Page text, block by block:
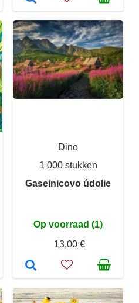
Dino
1 000 stukken
Gaseinicovo údolie
Op voorraad (1)
13,00 €